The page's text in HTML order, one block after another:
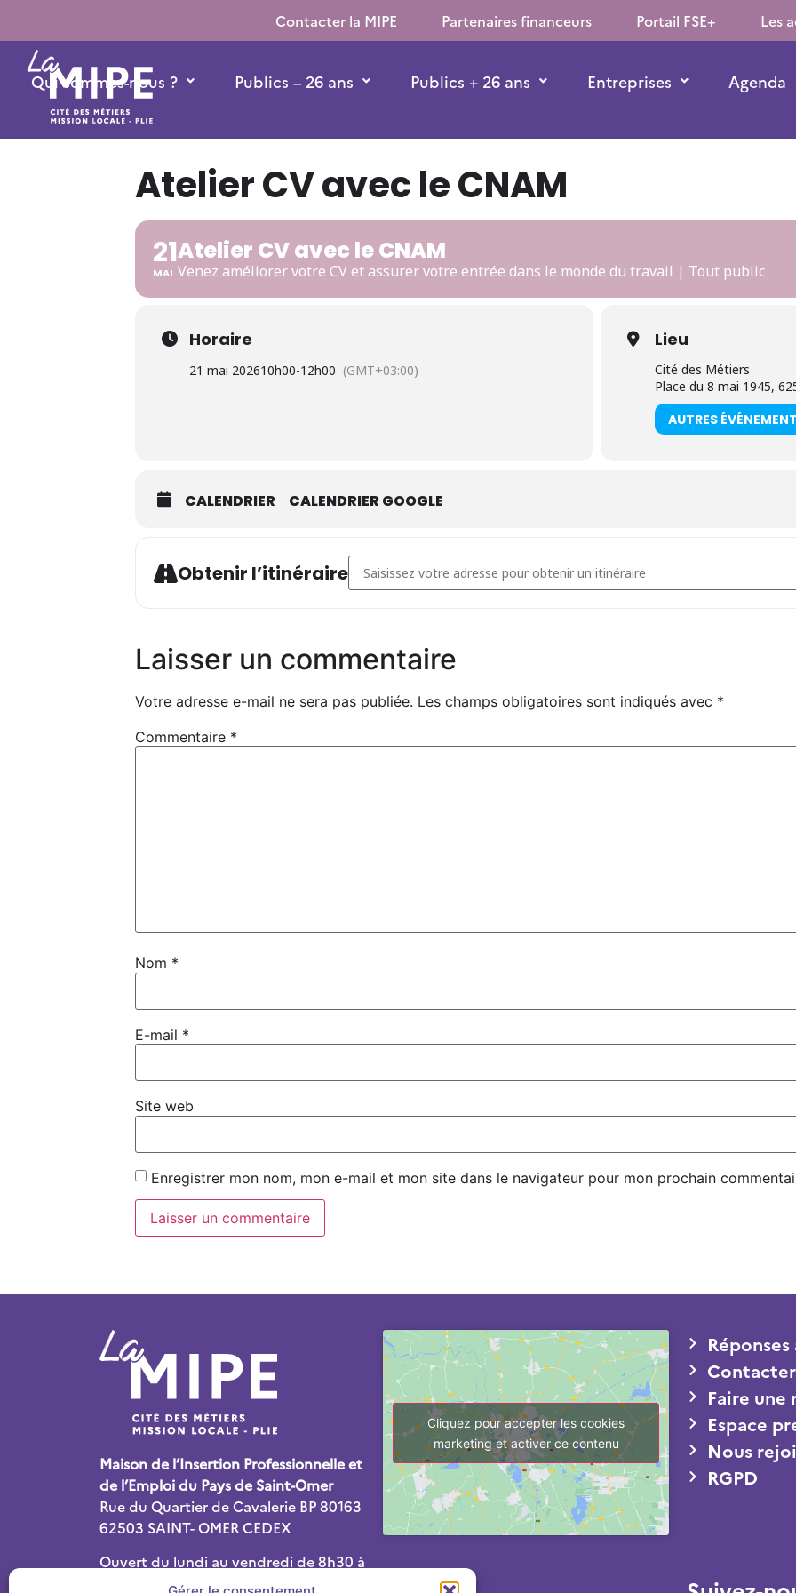
Contacter la MIPE Partenaires financeurs Portail FSE+ Les
Qui sommes-nous ? Publics – 26 ans Publics + 26 ans Entreprises Agenda
Atelier CV avec le CNAM
21
MAI
Atelier CV avec le CNAM
Venez améliorer votre CV et assurer votre entrée dans le monde du travail | Tout public
Horaire
21 mai 202610h00-12h00 (GMT+03:00)
Lieu
Cité des Métiers
Place du 8 mai 1945,
AUTRES
CALENDRIER CALENDRIER GOOGLE
Obtenir l’itinéraireAddress - Atelier CV avec le CNAM [SAwgj3qBO]
Laisser un commentaire
Votre adresse e-mail ne sera pas publiée. Les champs obligatoires sont indiqués avec *
Commentaire *
Nom *
E-mail *
Site web
Enregistrer mon nom, mon e-mail et mon site dans le navigateur pour mon prochain
Maison de l’Insertion Professionnelle et
de l’Emploi du Pays de Saint-Omer
Rue du Quartier de Cavalerie BP 80163
62503 SAINT- OMER CEDEX
Ouvert du lundi au vendredi de 8h30 à
12h30 et de 13h30 à 17h30
Cliquez pour accepter les cookies
marketing et activer ce contenu
Contacter
Faire une
Espace
Nous
RGPD